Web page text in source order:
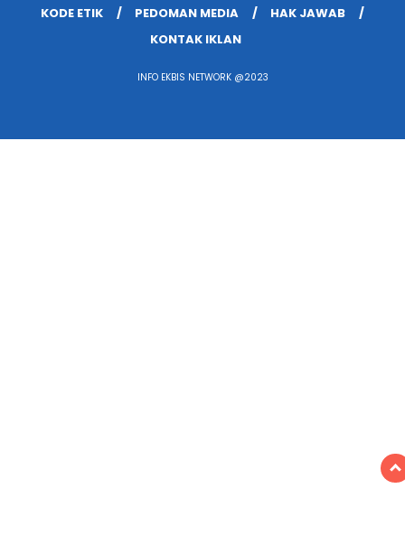
KODE ETIK
PEDOMAN MEDIA
HAK JAWAB
KONTAK IKLAN
INFO EKBIS NETWORK @2023